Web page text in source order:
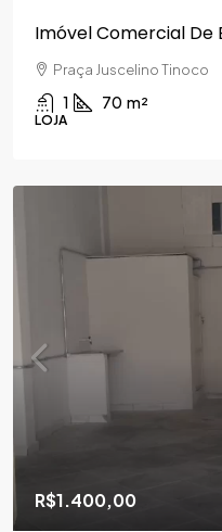
Imóvel Comercial De
Praça Juscelino Tinoco
1 70 m²
LOJA
R$1.400,00